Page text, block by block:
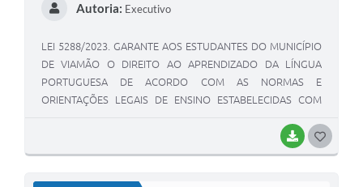
BAIXAR
Autoria: Executivo
LEI 5288/2023. GARANTE AOS ESTUDANTES DO MUNICÍPIO
DE VIAMÃO O DIREITO AO APRENDIZADO DA LÍNGUA
PORTUGUESA DE ACORDO COM AS NORMAS E
ORIENTAÇÕES LEGAIS DE ENSINO ESTABELECIDAS COM
EDUCAÇÃO, NOS TERMOS DA LEI FEDERAL Nº 9.394, DE 20
DE DEZEMBRO DE 1996, E ALTERAÇÕES POSTERIORES,